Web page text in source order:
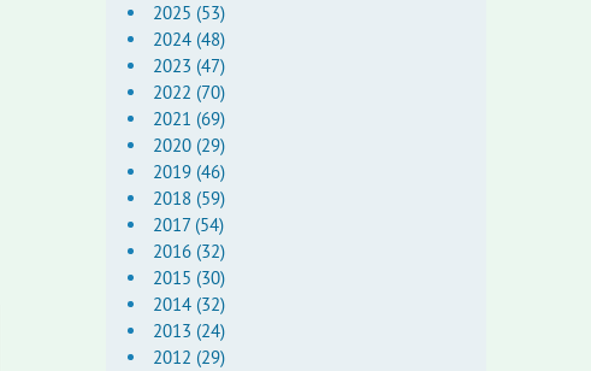
2025 (53)
2024 (48)
2023 (47)
2022 (70)
2021 (69)
2020 (29)
2019 (46)
2018 (59)
2017 (54)
2016 (32)
2015 (30)
2014 (32)
2013 (24)
2012 (29)